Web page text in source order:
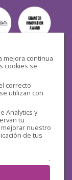
mejora continua
cookies se
correcto
utilizan con
Analytics y
tu
mejorar nuestro
de tus
.